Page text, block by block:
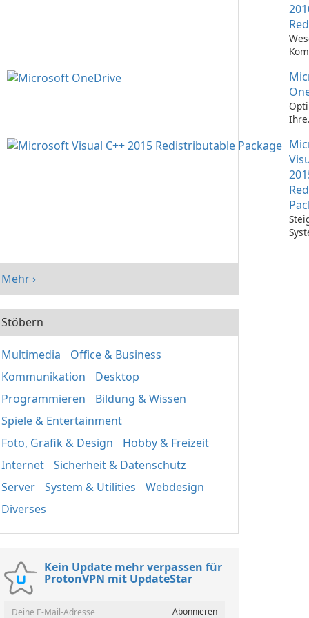
Ihre
mit
Mehr ›
Stöbern
Multimedia
Office & Business
Kommunikation
Desktop
Programmieren
Bildung & Wissen
Spiele & Entertainment
Foto, Grafik & Design
Hobby & Freizeit
Internet
Sicherheit & Datenschutz
Server
System & Utilities
Webdesign
Diverses
Kein Update mehr verpassen für
ProtonVPN mit UpdateStar